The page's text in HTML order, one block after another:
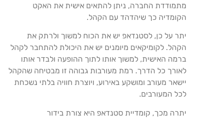
מתמודדת החברה, ניתן להתאים אישית את האקט
הקומדיה כך שיהדהד עם הקהל.
יתר על כן, לסטנדאפ יש את הכוח למשוך ולרתק את
הקהל. לקומיקאים מיומנים יש את היכולת להתחבר לקהל
ברמה האישית, למשוך אותו לתוך ההופעה ולבדר אותו
לאורך כל הדרך. רמת מעורבות גבוהה זו מבטיחה שהקהל
יישאר מעורב ומושקע באירוע, ויוצרת חוויה בלתי נשכחת
לכל המעורבים.
יתרה מכך, קומדיית סטנדאפ היא צורת בידור